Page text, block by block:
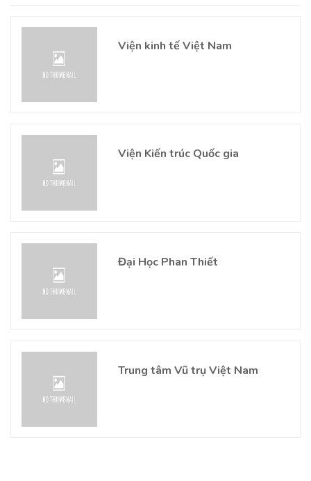
Viện kinh tế Việt Nam
Viện Kiến trúc Quốc gia
Đại Học Phan Thiết
Trung tâm Vũ trụ Việt Nam